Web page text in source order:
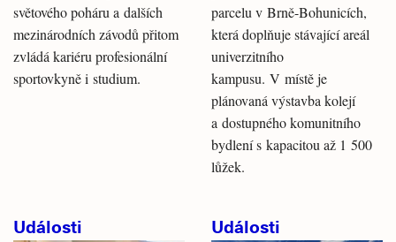
světového poháru a dalších
mezinárodních závodů přitom
zvládá kariéru profesionální
sportovkyně i studium.
parcelu v Brně-Bohunicích,
která doplňuje stávající areál
univerzitního
kampusu. V místě je
plánovaná výstavba kolejí
a dostupného komunitního
bydlení s kapacitou až 1 500
lůžek.
Události Události